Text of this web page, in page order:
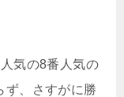
気の8番人気の
ず、さすがに勝